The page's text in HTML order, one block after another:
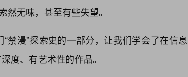
然无味，甚至有些失望。
禁漫”探索史的一部分，让我们学会了在信息
度、有艺术性的作品。